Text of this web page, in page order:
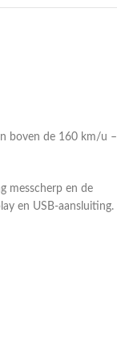
boven de 160 km/u –
messcherp en de
en USB-aansluiting.